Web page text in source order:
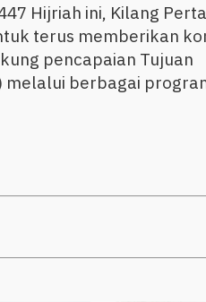
Hijriah ini, Kilang
terus memberikan
pencapaian Tujuan
melalui berbagai